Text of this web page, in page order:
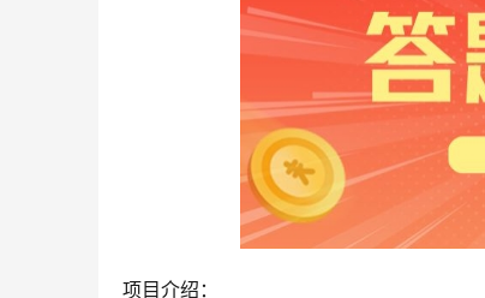
项目介绍：